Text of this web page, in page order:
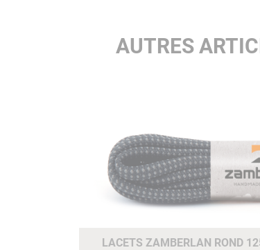
AUTRES
LACETS ZAMBERLAN ROND